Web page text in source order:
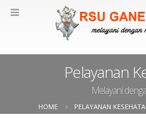
Pelayanan
Melayani
HOME PELAYANAN